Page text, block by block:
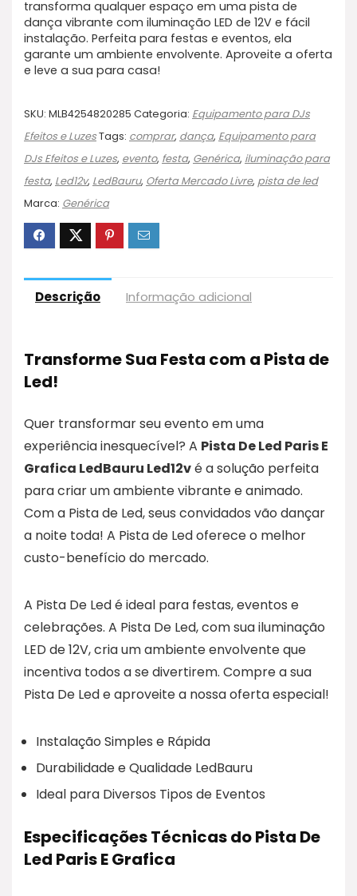
transforma qualquer espaço em uma pista de
dança vibrante com iluminação LED de 12V e fácil
instalação. Perfeita para festas e eventos, ela
garante um ambiente envolvente. Aproveite a oferta
e leve a sua para casa!
SKU: MLB4254820285 Categoria: Equipamento para DJs
Efeitos e LuzesTags: comprar, dança, Equipamento para
DJs Efeitos e Luzes, evento, festa, Genérica, iluminação para
festa, Led12v, LedBauru, Oferta Mercado Livre, pista de led
Marca: Genérica
Descrição Informação adicional
Transforme Sua Festa com a Pista de
Led!
Quer transformar seu evento em uma
experiência inesquecível? A Pista De Led Paris E
Grafica LedBauru Led12vé a solução perfeita
para criar um ambiente vibrante e animado.
Com a Pista de Led, seus convidados vão dançar
a noite toda! A Pista de Led oferece o melhor
custo-benefício do mercado.
A Pista De Led é ideal para festas, eventos e
celebrações. A Pista De Led, com sua iluminação
LED de 12V, cria um ambiente envolvente que
incentiva todos a se divertirem. Compre a sua
Pista De Led e aproveite a nossa oferta especial!
Instalação Simples e Rápida
Durabilidade e Qualidade LedBauru
Ideal para Diversos Tipos de Eventos
Especificações Técnicas do Pista De
Led Paris E Grafica